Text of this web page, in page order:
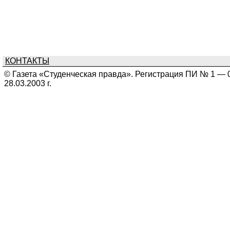
КОНТАКТЫ
© Газета «Студенческая правда». Регистрация ПИ № 1 —
28.03.2003 г.